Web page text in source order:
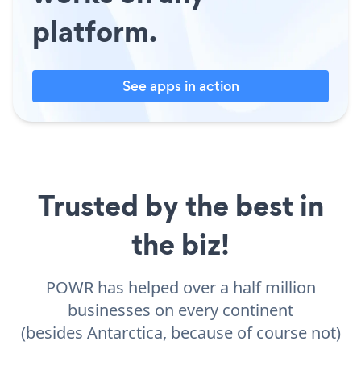
platform.
See apps in action
Trusted by the best in
the biz!
POWR has helped over a half million
businesses on every continent
(besides Antarctica, because of course not)